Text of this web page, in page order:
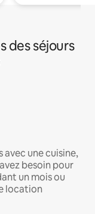
des séjours
une cuisine,
besoin pour
un mois ou
location